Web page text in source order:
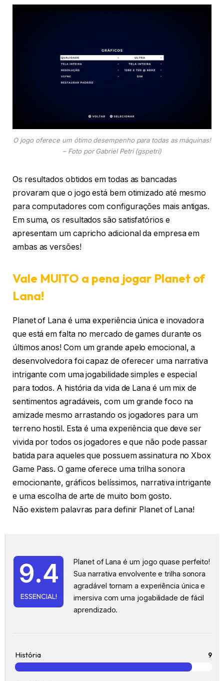
O jogo oferece um ótimo desempenho para todas as máquinas!
– Foto por Gabriel Petri (gspetri)
Os resultados obtidos em todas as bancadas
provaram que o jogo está bem otimizado até mesmo
para computadores com configurações mais antigas.
Em suma, os resultados são satisfatórios e
apresentam um capricho adicional da empresa em
ambas as versões!
Vale MUITO a pena jogar Planet of
Lana!
Planet of Lana é uma experiência única e inovadora
que está em falta no mercado de games durante os
últimos anos! Com um grande apelo emocional, a
desenvolvedora foi capaz de oferecer uma narrativa
intrigante com uma jogabilidade simples e especial
para todos. A história da vida de Lana é um mix de
sentimentos agradáveis, com um grande foco na
amizade mesmo arrastando os jogadores para um
terreno hostil. Esta é uma experiência que deve ser
vivida por todos os jogadores e que não pode passar
batida para aqueles que possuem assinatura no Xbox
Game Pass. O game oferece uma trilha sonora
emocionante, gráficos belíssimos, narrativa intrigante
e uma escolha de arte de muito bom gosto.
Não existem palavras para definir Planet of Lana!
9.4
ESSENCIAL!
Planet of Lana é um jogo quase perfeito!
Sua narrativa envolvente e trilha sonora
agradável tornam a experiência única e
imersiva com uma jogabilidade de fácil
aprendizado.
História 9